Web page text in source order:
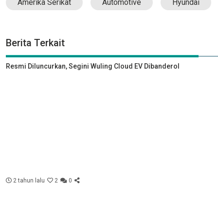
Amerika Serikat Automotive Hyundai
Berita Terkait
Resmi Diluncurkan, Segini Wuling Cloud EV Dibanderol
2 tahun lalu 2 0